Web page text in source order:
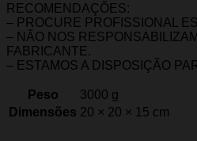
RECOMENDAÇÕES:
– PROCURE PROFISSIONAL
– NÃO NOS
FABRICANTE.
– ESTAMOS A DISPOSIÇÃO
Peso
3000 g
Dimensões 20 × 20 × 15 cm